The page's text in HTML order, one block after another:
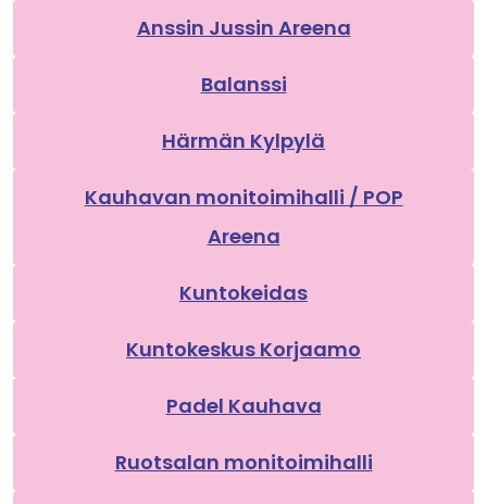
Anssin Jussin Areena
Balanssi
Härmän Kylpylä
Kauhavan monitoimihalli / POP
Areena
Kuntokeidas
Kuntokeskus Korjaamo
Padel Kauhava
Ruotsalan monitoimihalli